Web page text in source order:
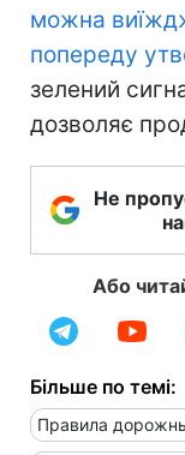
можна
попереду
зелений
дозволяє
Не
Або
Більше по темі:
Правила